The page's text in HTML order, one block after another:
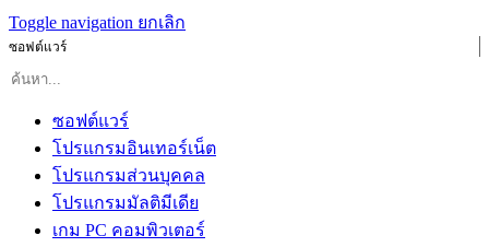
Toggle navigation ยกเลิก
ซอฟต์แวร์
ซอฟต์แวร์
โปรแกรมอินเทอร์เน็ต
โปรแกรมส่วนบุคคล
โปรแกรมมัลติมีเดีย
เกม PC คอมพิวเตอร์